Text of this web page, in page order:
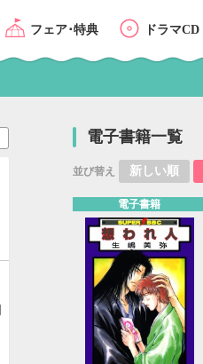
フェア･特典 ドラマCD
電子書籍一覧
並び替え 新しい順
電子書籍